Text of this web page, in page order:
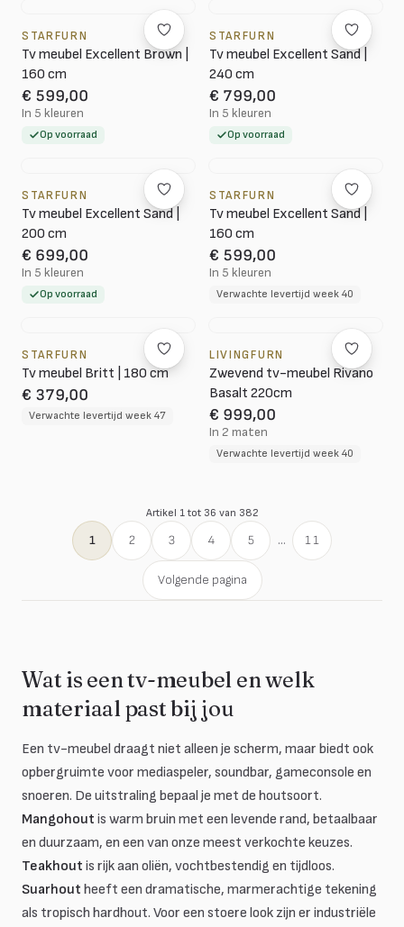
STARFURN
Tv meubel Excellent Brown |
160 cm
€ 599,00
In 5 kleuren
Op voorraad
STARFURN
Tv meubel Excellent Sand |
240 cm
€ 799,00
In 5 kleuren
Op voorraad
STARFURN
Tv meubel Excellent Sand |
200 cm
€ 699,00
In 5 kleuren
Op voorraad
STARFURN
Tv meubel Excellent Sand |
160 cm
€ 599,00
In 5 kleuren
Verwachte levertijd week 40
STARFURN
Tv meubel Britt | 180 cm
€ 379,00
Verwachte levertijd week 47
LIVINGFURN
Zwevend tv-meubel Rivano
Basalt 220cm
€ 999,00
In 2 maten
Verwachte levertijd week 40
Artikel 1 tot 36 van 382
1 2 3 4 5 ... 11
Volgende pagina
Wat is een tv-meubel en welk
materiaal past bij jou
Een tv-meubel draagt niet alleen je scherm, maar biedt ook
opbergruimte voor mediaspeler, soundbar, gameconsole en
snoeren. De uitstraling bepaal je met de houtsoort.
Mangohout is warm bruin met een levende rand, betaalbaar
en duurzaam, en een van onze meest verkochte keuzes.
Teakhout is rijk aan oliën, vochtbestendig en tijdloos.
Suarhout heeft een dramatische, marmerachtige tekening
als tropisch hardhout. Voor een stoere look zijn er industriële